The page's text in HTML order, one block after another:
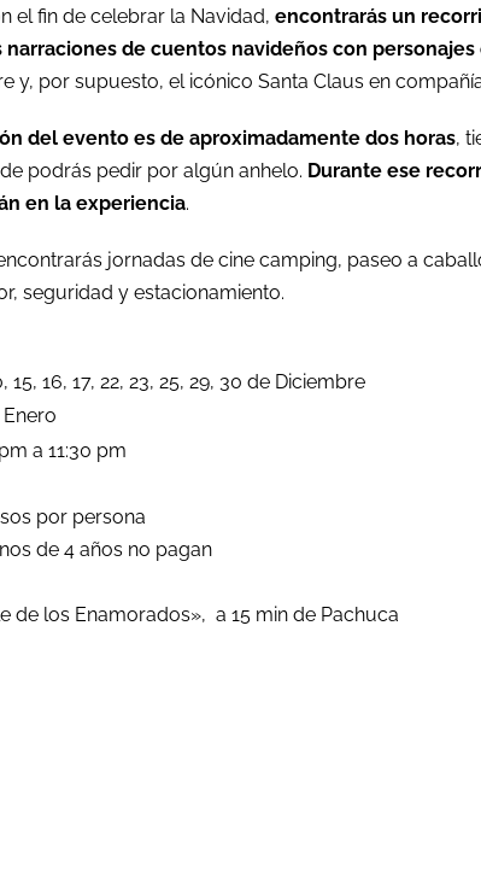
el fin de celebrar la Navidad, encontrarás un
narraciones de cuentos navideños con personajes
y, por supuesto, el icónico Santa Claus en
del evento es de aproximadamente dos horas,
podrás pedir por algún anhelo. Durante ese
en la experiencia.
jornadas de cine camping, paseo a
seguridad y estacionamiento.
15, 16, 17, 22, 23, 25, 29, 30 de Diciembre
Enero
a 11:30 pm
por persona
de 4 años no pagan
de los Enamorados», a 15 min de Pachuca